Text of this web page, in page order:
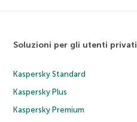
Soluzioni per gli utenti privati
Kaspersky Standard
Kaspersky Plus
Kaspersky Premium